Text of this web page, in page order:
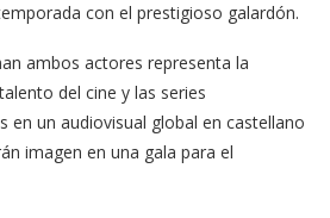
con el prestigioso galardón.
ambos actores representa la
del cine y las series
en un audiovisual global en castellano
imagen en una gala para el